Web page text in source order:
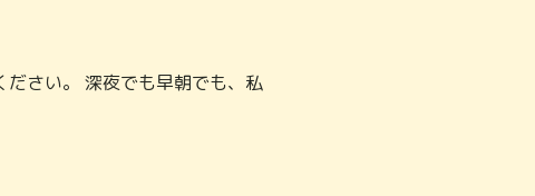
さい。 深夜でも早朝でも、私